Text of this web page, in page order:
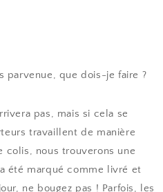
parvenue, que dois-je faire ?
pas, mais si cela se
travaillent de manière
colis, nous trouverons une
été marqué comme livré et
ne bougez pas ! Parfois, les